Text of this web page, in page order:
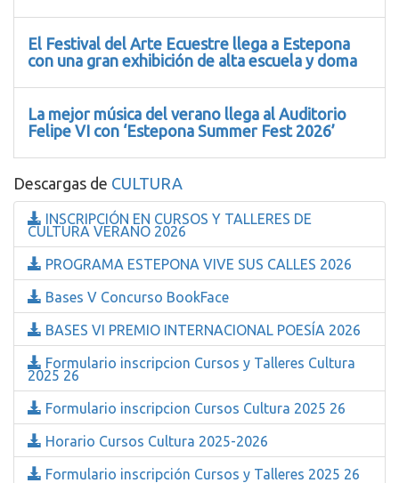
El Festival del Arte Ecuestre llega a Estepona
con una gran exhibición de alta escuela y doma
La mejor música del verano llega al Auditorio
Felipe VI con ‘Estepona Summer Fest 2026’
Descargas de CULTURA
INSCRIPCIÓN EN CURSOS Y TALLERES DE
CULTURA VERANO 2026
PROGRAMA ESTEPONA VIVE SUS CALLES 2026
Bases V Concurso BookFace
BASES VI PREMIO INTERNACIONAL POESÍA 2026
Formulario inscripcion Cursos y Talleres Cultura
2025 26
Formulario inscripcion Cursos Cultura 2025 26
Horario Cursos Cultura 2025-2026
Formulario inscripción Cursos y Talleres 2025 26